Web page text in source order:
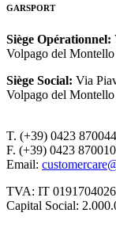
GARSPORT
Siège Opérationnel:
Volpago del
Siège Social: Via
Volpago del
T. (+39) 0423 870044
F. (+39) 0423 870010
Email:
TVA: IT
Capital Social: